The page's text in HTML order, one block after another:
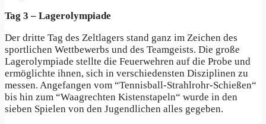
Tag 3 – Lagerolympiade
Der dritte Tag des Zeltlagers stand ganz im Zeichen des
sportlichen Wettbewerbs und des Teamgeists. Die große
Lagerolympiade stellte die Feuerwehren auf die Probe und
ermöglichte ihnen, sich in verschiedensten Disziplinen zu
messen. Angefangen vom “Tennisball-Strahlrohr-Schießen“
bis hin zum “Waagrechten Kistenstapeln“ wurde in den
sieben Spielen von den Jugendlichen alles gegeben.